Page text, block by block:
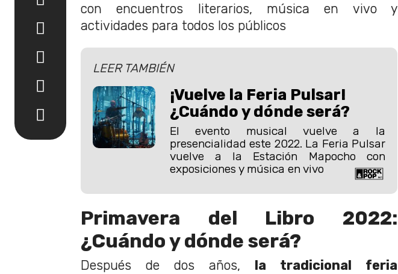
con encuentros literarios, música en vivo y
actividades para todos los públicos
LEER TAMBIÉN
¡Vuelve la Feria Pulsar!
¿Cuándo y dónde será?
El evento musical vuelve a la
presencialidad este 2022. La Feria Pulsar
vuelve a la Estación Mapocho con
exposiciones y música en vivo
Primavera del Libro 2022:
¿Cuándo y dónde será?
Después de dos años, la tradicional feria